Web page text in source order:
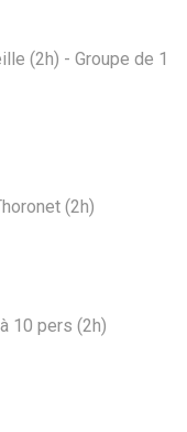
(2h) - Groupe de 1
(2h)
10 pers (2h)